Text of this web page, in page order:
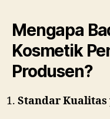
Mengapa
Kosmetik
Produsen?
Standar Kualitas